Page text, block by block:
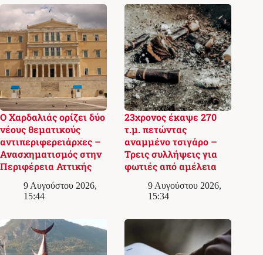
Ο Χαρδαλιάς ορίζει δύο
νέους θεματικούς
αντιπεριφερειάρχες –
Ανασχηματισμός στην
Περιφέρεια Αττικής
9 Αυγούστου 2026,
15:44
23χρονος έκαψε 270
τ.μ. πετώντας
αναμμένο τσιγάρο –
Τρεις συλλήψεις για
φωτιές από αμέλεια
9 Αυγούστου 2026,
15:34